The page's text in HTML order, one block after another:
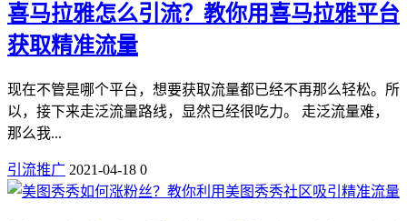
喜马拉雅怎么引流？教你用喜马拉雅平台
获取精准流量
现在不管是哪个平台，想要获取流量都已经不再那么轻松。所
以，接下来走泛流量路线，显然已经很吃力。 走泛流量难，
那么我...
引流推广 2021-04-18 0